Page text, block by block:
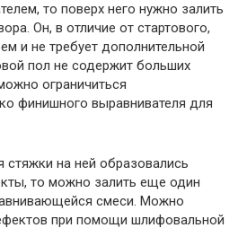
то поверх него нужно залить
Он, в отличие от стартового,
и не требует дополнительной
пол не содержит больших
ограничиться
финишного выравнивателя для
стяжки на ней образовались
то можно залить еще один
смеси. Можно
при помощи шлифовальной